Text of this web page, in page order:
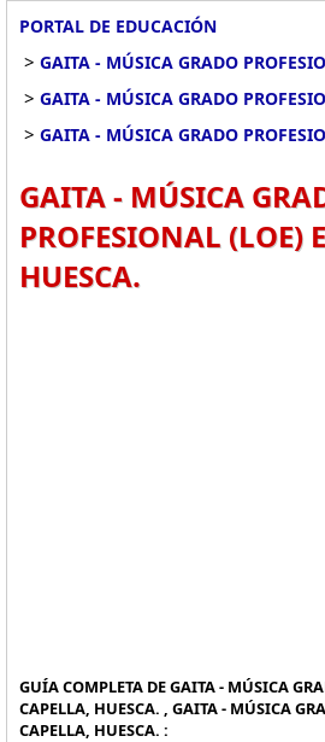
PORTAL DE EDUCACIÓN
> GAITA - MÚSICA GRADO
> GAITA - MÚSICA GRADO
> GAITA - MÚSICA GRADO
GAITA - MÚSICA
PROFESIONAL (LOE)
HUESCA.
GUÍA COMPLETA DE GAITA - MÚSICA
CAPELLA, HUESCA. , GAITA - MÚSICA
CAPELLA, HUESCA. :